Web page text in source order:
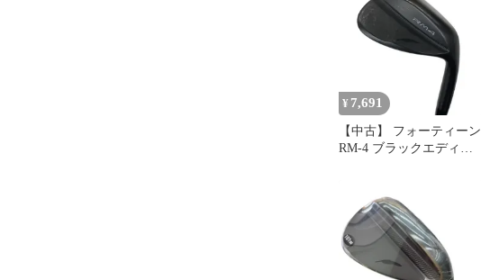
右用 Dランク ゴルフクラ
¥ 7,691
【中古】 フォーティーン
RM-4 ブラックエディシ
ックスその他) メンズ 男
性用 右利き 右用 Cラン
ク ゴルフクラブ